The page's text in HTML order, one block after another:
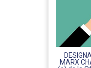
MARX